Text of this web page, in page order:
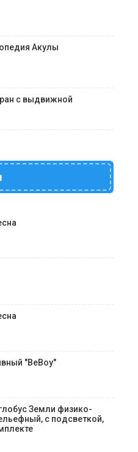
Акулы
с выдвижной
"ВеВоу"
Земли физико-
с подсветкой,